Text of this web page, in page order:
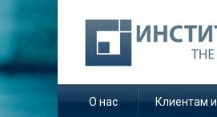
О нас Клиентам